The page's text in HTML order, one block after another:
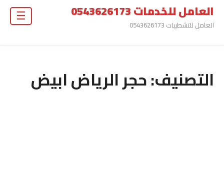
العامل للخدمات 0543626173
العامل للتشطيبات 0543626173
التصنيف:حجر الرياض ابيض